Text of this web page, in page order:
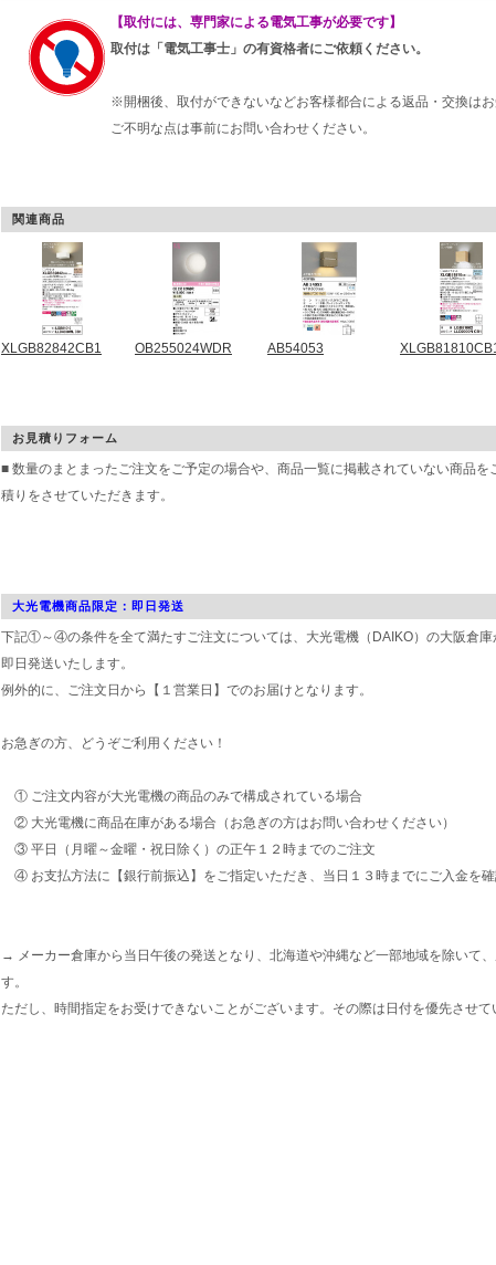
【取付には、専門家による電気工事が必要です】
取付は「電気工事士」の有資格者にご依頼ください。
※開梱後、取付ができないなどお客様都合による返品・交換はお
ご不明な点は事前にお問い合わせください。
関連商品
XLGB82842CB1 OB255024WDR AB54053 XLGB81810CB1
お見積りフォーム
■ 数量のまとまったご注文をご予定の場合や、商品一覧に掲載されていない商品を
積りをさせていただきます。
大光電機商品限定：即日発送
下記①～④の条件を全て満たすご注文については、大光電機（DAIKO）の大阪倉庫
即日発送いたします。
例外的に、ご注文日から【１営業日】でのお届けとなります。
お急ぎの方、どうぞご利用ください！
① ご注文内容が大光電機の商品のみで構成されている場合
② 大光電機に商品在庫がある場合（お急ぎの方はお問い合わせください）
③ 平日（月曜～金曜・祝日除く）の正午１２時までのご注文
④ お支払方法に【銀行前振込】をご指定いただき、当日１３時までにご入金を
→ メーカー倉庫から当日午後の発送となり、北海道や沖縄など一部地域を除いて
す。
ただし、時間指定をお受けできないことがございます。その際は日付を優先させて